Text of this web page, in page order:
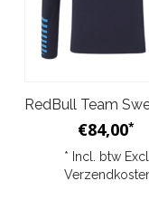
€84,00*
* Incl. btw Excl.